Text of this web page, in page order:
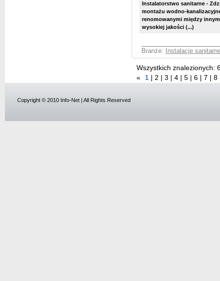
Instalatorstwo sanitarne -
montażu wodno-
renomowanymi między
wysokiej jakości (...)
Branże: Instalacje
Wszystkich znalezionych:
«
1 2 3 4 5 6 7 8
Copyright © 2010 Info-Net | All Rights Reserved